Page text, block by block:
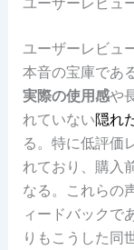
ユーザーレビュ
本音の宝庫であ
実際の使用感や
れていない隠れ
る。特に低評価
れており、購入
なる。これらの
ィードバックで
りもこうした同